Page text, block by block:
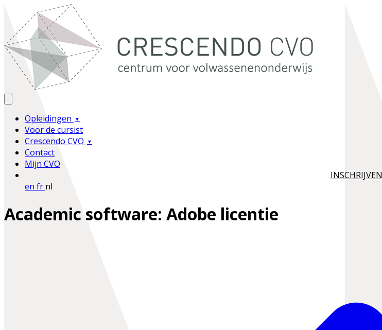
Opleidingen
Voor de cursist
Crescendo CVO
Contact
Mijn CVO
INSCHRIJVEN
en fr nl
Academic software: Adobe licentie